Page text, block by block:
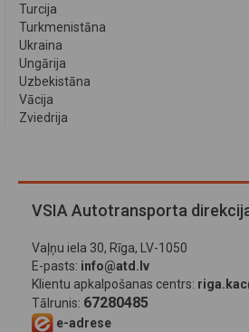
Turcija
Turkmenistāna
Ukraina
Ungārija
Uzbekistāna
Vācija
Zviedrija
VSIA Autotransporta
Vaļņu iela 30, Rīga, LV-1050
E-pasts: info@atd.lv
Klientu apkalpošanas centrs:
Tālrunis: 67280485
e-adrese